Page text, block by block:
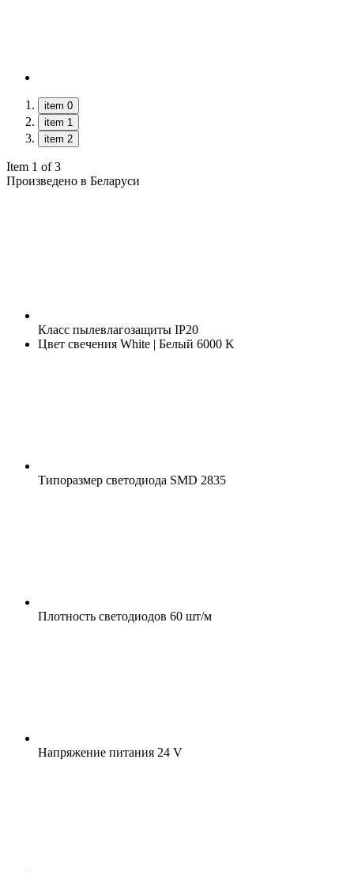
item 0
item 1
item 2
Item 1 of 3
Произведено в Беларуси
Класс пылевлагозащиты IP20
Цвет свечения White | Белый 6000 K
Типоразмер светодиода SMD 2835
Плотность светодиодов 60 шт/м
Напряжение питания 24 V